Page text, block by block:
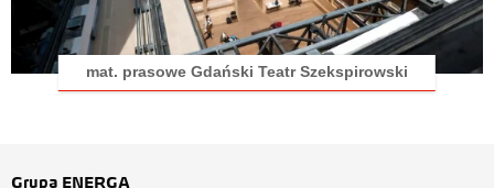
mat. prasowe Gdański Teatr Szekspirowski
Grupa ENERGA